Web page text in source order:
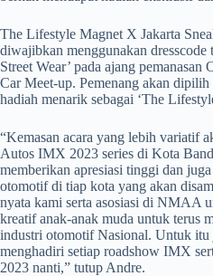
The Lifestyle Magnet X Jakarta
diwajibkan menggunakan dresscode
Street Wear’ pada ajang
Car Meet-up. Pemenang akan
hadiah menarik sebagai ‘The
“Kemasan acara yang lebih variatif
Autos IMX 2023 series di Kota
memberikan apresiasi tinggi dan
otomotif di tiap kota yang akan
nyata kami serta asosiasi di NMAA
kreatif anak-anak muda untuk terus
industri otomotif Nasional. Untuk itu
menghadiri setiap roadshow IMX
2023 nanti,” tutup Andre.